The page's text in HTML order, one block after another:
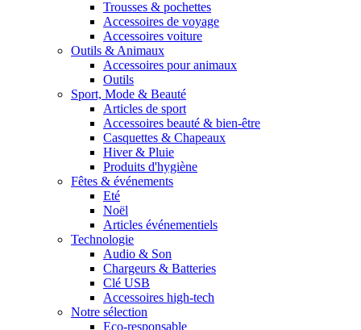
Trousses & pochettes
Accessoires de voyage
Accessoires voiture
Outils & Animaux
Accessoires pour animaux
Outils
Sport, Mode & Beauté
Articles de sport
Accessoires beauté & bien-être
Casquettes & Chapeaux
Hiver & Pluie
Produits d'hygiène
Fêtes & événements
Eté
Noël
Articles événementiels
Technologie
Audio & Son
Chargeurs & Batteries
Clé USB
Accessoires high-tech
Notre sélection
Eco-responsable